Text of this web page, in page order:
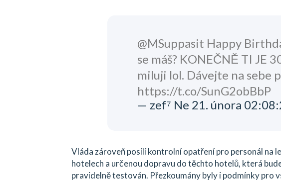
@MSuppasit Happy
se máš? KONEČNĚ TI JE
miluji lol. Dávejte na sebe
https://t.co/SunG2obBbP
— zef⁷ Ne 21. února
Vláda zároveň posílí kontrolní opatření pro personál na
hotelech a určenou dopravu do těchto hotelů, která
pravidelně testován. Přezkoumány byly i podmínky pro